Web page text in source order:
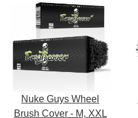
Nuke Guys Wheel
Brush Cover - M, XXL